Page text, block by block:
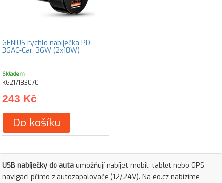
GENIUS rychlo nabíječka PD-
36AC-Car, 36W (2x18W)
Skladem
KG217183070
243 Kč
Do košíku
USB nabíječky do auta umožňují nabíjet mobil, tablet nebo GPS
navigaci přímo z autozapalovače (12/24V). Na eo.cz nabízíme